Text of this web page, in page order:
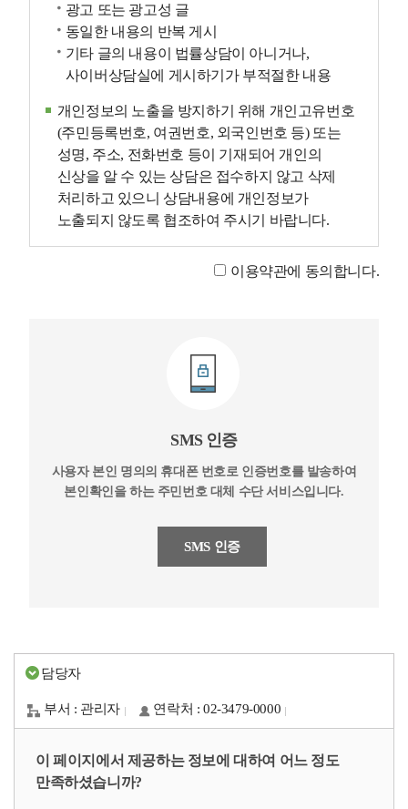
광고 또는 광고성 글
동일한 내용의 반복 게시
기타 글의 내용이 법률상담이 아니거나,
사이버상담실에 게시하기가 부적절한 내용
개인정보의 노출을 방지하기 위해 개인고유번호
(주민등록번호, 여권번호, 외국인번호 등) 또는
성명, 주소, 전화번호 등이 기재되어 개인의
신상을 알 수 있는 상담은 접수하지 않고 삭제
처리하고 있으니 상담내용에 개인정보가
노출되지 않도록 협조하여 주시기 바랍니다.
이용약관에 동의합니다.
SMS 인증
사용자 본인 명의의 휴대폰 번호로 인증번호를 발송하여
본인확인을 하는 주민번호 대체 수단 서비스입니다.
SMS 인증
담당자
부서 : 관리자 연락처 : 02-3479-0000
이 페이지에서 제공하는 정보에 대하여 어느 정도
만족하셨습니까?